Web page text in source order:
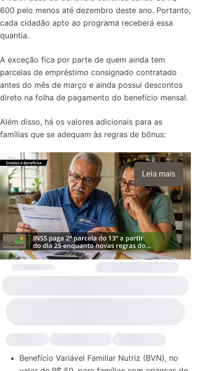
600 pelo menos até dezembro deste ano. Portanto,
cada cidadão apto ao programa receberá essa
quantia.
A exceção fica por parte de quem ainda tem
parcelas de empréstimo consignado contratado
antes do mês de março e ainda possui descontos
direto na folha de pagamento do benefício mensal.
Além disso, há os valores adicionais para as
famílias que se adequam às regras de bônus:
Leia mais
Benefício Variável Familiar Nutriz (BVN), no